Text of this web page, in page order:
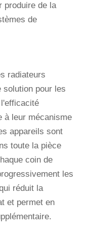
produire de la
de
radiateurs
solution pour les
à leur mécanisme
appareils sont
toute la pièce
coin de
les
réduit la
et permet en